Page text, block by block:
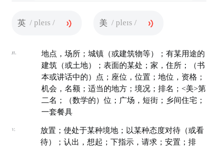
英 / pleɪs / 美 / pleɪs /
n.
地点，场所；城镇（或建筑物等）；有某用途的
建筑（或土地）；表面的某处；家，住所；（书
本或讲话中的）点；座位，位置；地位，资格；
机会，名额；适当的地方；境况；排名；<美>第
二名；（数学的）位；广场，短街；乡间住宅；
一套餐具
v.
放置；使处于某种境地；以某种态度对待（或看
待）；认出，想起；下指示，请求；安置；排